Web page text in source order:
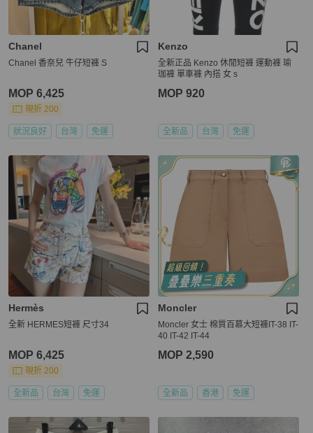
Chanel
Chanel 香奈兒 牛仔短褲 S
MOP 6,425
現折 200
狀況良好 台灣 免運
Kenzo
全新正品 Kenzo 休閒短褲 運動褲 瑜
珈褲 單車褲 內搭 女 s
MOP 920
全新品 台灣 免運
Hermès
全新 HERMES短褲 尺寸34
MOP 6,425
現折 200
全新品 台灣 免運
Moncler
Moncler 女士 棉質百慕大短褲IT-38 IT-
40 IT-42 IT-44
MOP 2,590
全新品 香港 免運